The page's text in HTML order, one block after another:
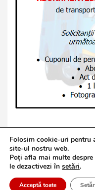
Copyright ©
Politică de
Proudly
Folosim cookie-uri pentru
site-ul nostru web.
Poți afla mai multe
le dezactivezi în setări.
Acceptă toate